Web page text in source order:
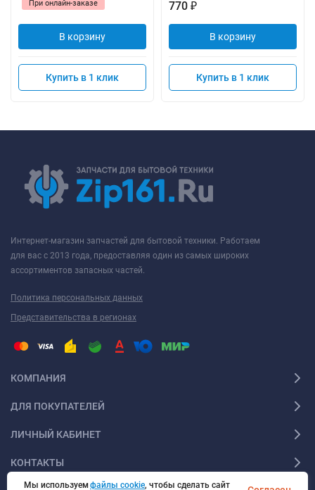
При онлайн-заказе
В корзину
Купить в 1 клик
770 ₽
В корзину
Купить в 1 клик
Интернет-магазин запчастей для бытовой техники. Работаем
для вас с 2013 года, предоставляя один из самых широких
ассортиментов запасных частей.
Политика персональных данных
Представительства в регионах
КОМПАНИЯ
ДЛЯ ПОКУПАТЕЛЕЙ
ЛИЧНЫЙ КАБИНЕТ
КОНТАКТЫ
Мы используемфайлы cookie, чтобы сделать сайт